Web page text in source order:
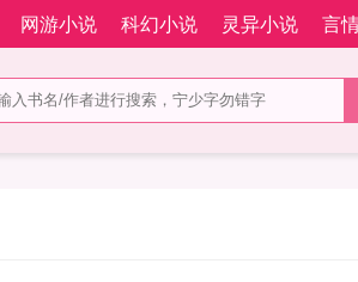
网游小说 科幻小说 灵异小说 言